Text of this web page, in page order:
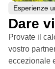
Esperienze
Dare
Provate il
vostro
eccezionale